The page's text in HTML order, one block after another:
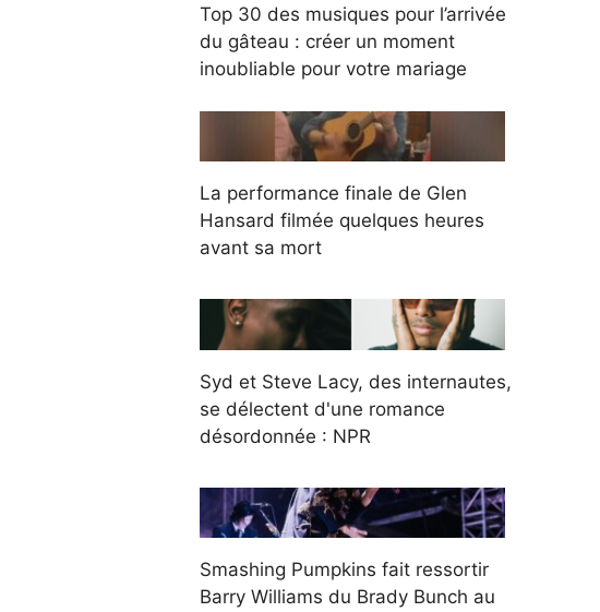
Top 30 des musiques pour l’arrivée
du gâteau : créer un moment
inoubliable pour votre mariage
La performance finale de Glen
Hansard filmée quelques heures
avant sa mort
Syd et Steve Lacy, des internautes,
se délectent d'une romance
désordonnée : NPR
Smashing Pumpkins fait ressortir
Barry Williams du Brady Bunch au